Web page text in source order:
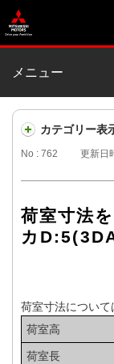
メニュー
カテゴリー表
No : 762 更新日
荷室寸法
カ
荷室寸法について
荷室高
荷室長